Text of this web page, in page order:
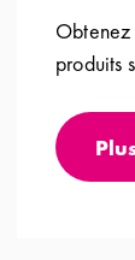
Obtenez
produits